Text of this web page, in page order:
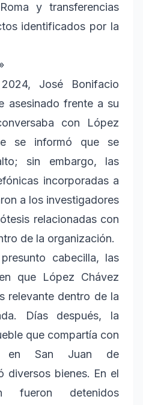
y transferencias
identificados por la
José Bonifacio
asesinado frente a su
con López
se informó que se
sin embargo, las
incorporadas a
a los investigadores
relacionadas con
de la organización.
cabecilla, las
que López Chávez
relevante dentro de la
Días después, la
que compartía con
en San Juan de
diversos bienes. En el
fueron detenidos